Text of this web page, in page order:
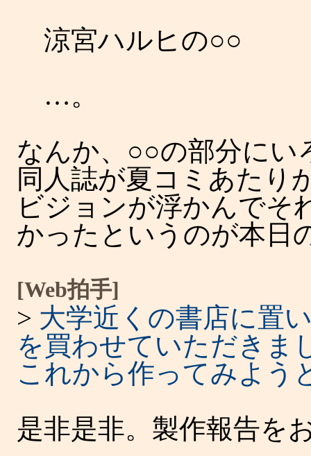
涼宮ハルヒの○○
…。
なんか、○○の部分にい
同人誌が夏コミあたり
ビジョンが浮かんでそ
かったというのが本日
[Web拍手]
> 大学近くの書店に置
を買わせていただきま
これから作ってみよう
是非是非。製作報告を